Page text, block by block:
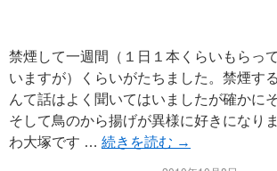
禁煙して一週間（１日１本くらいもらっ
いますが）くらいがたちました。禁煙す
んて話はよく聞いてはいましたが確かに
そして鳥のから揚げが異様に好きになり
わ大塚です … 続きを読む →